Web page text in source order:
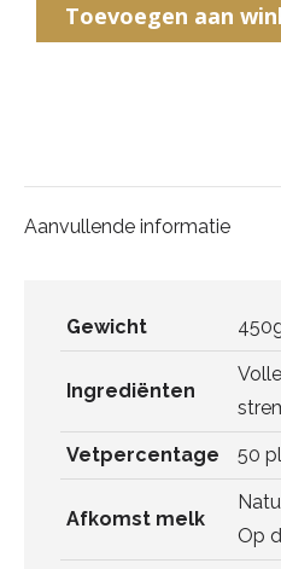
Toevoegen aan
Aanvullende informatie
Gewicht
Ingrediënten
Vetpercentage 50
Afkomst melk
Op